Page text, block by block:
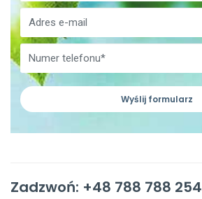
Wyślij formularz
Zadzwoń: +48 788 788 254